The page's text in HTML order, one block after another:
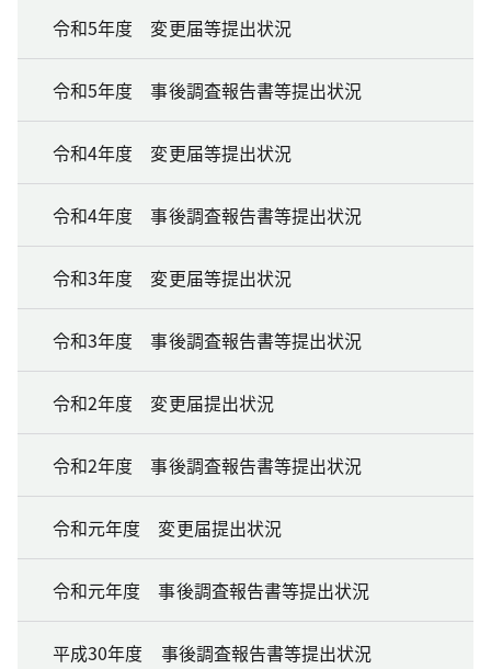
令和5年度 変更届等提出状況
令和5年度 事後調査報告書等提出状況
令和4年度 変更届等提出状況
令和4年度 事後調査報告書等提出状況
令和3年度 変更届等提出状況
令和3年度 事後調査報告書等提出状況
令和2年度 変更届提出状況
令和2年度 事後調査報告書等提出状況
令和元年度 変更届提出状況
令和元年度 事後調査報告書等提出状況
平成30年度 事後調査報告書等提出状況